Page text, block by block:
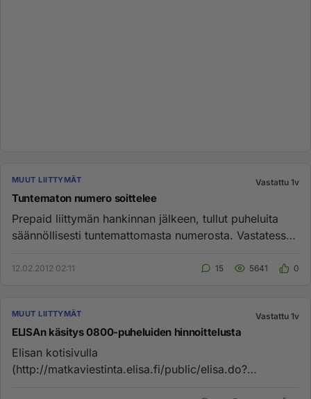
MUUT LIITTYMÄT Vastattu 1v
Tuntematon numero soittelee
Prepaid liittymän hankinnan jälkeen, tullut puheluita
säännöllisesti tuntemattomasta numerosta. Vastatessa
12.02.2012 02:11 15 5641 0
MUUT LIITTYMÄT Vastattu 1v
ELISAn käsitys 0800-puheluiden hinnoittelusta
Elisan kotisivulla
(http://matkaviestinta.elisa.fi/public/elisa.do?